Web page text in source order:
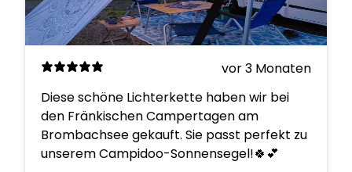
vor 3 Monaten
Diese schöne Lichterkette haben wir bei
den Fränkischen Campertagen am
Brombachsee gekauft. Sie passt perfekt zu
unserem Campidoo-Sonnensegel!🍀💕